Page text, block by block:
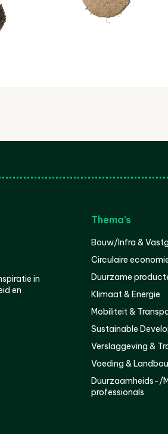
in
en
Thema’s
Bouw/Infra &
Circulaire
Duurzame
Klimaat & Energie
Mobiliteit &
Sustainable
Verslaggeving &
Voeding &
Duurzaamheids-/
professionals